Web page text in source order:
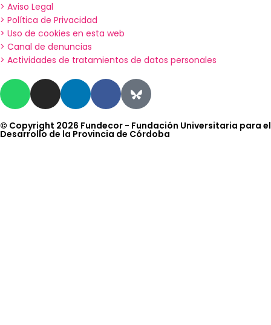
> Aviso Legal
> Política de Privacidad
> Uso de cookies en esta web
> Canal de denuncias
> Actividades de tratamientos de datos personales
© Copyright 2026 Fundecor - Fundación Universitaria para el
Desarrollo de la Provincia de Córdoba